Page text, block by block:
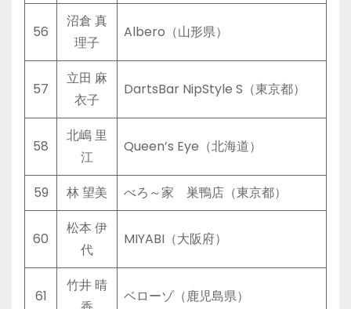
56
沼倉 真
理子
Albero（山形県）
57
立田 麻
衣子
DartsBar NipStyle S（東京都）
58
北嶋 里
江
Queen’s Eye（北海道）
59 林 望美 べろ～家 巣鴨店（東京都）
60
松本 伊
代
MIYABI（大阪府）
61
竹井 晴
ベローゾ（鹿児島県）